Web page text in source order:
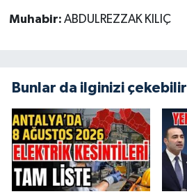
Muhabir: ABDULREZZAK KILIÇ
Bunlar da ilginizi çekebilir